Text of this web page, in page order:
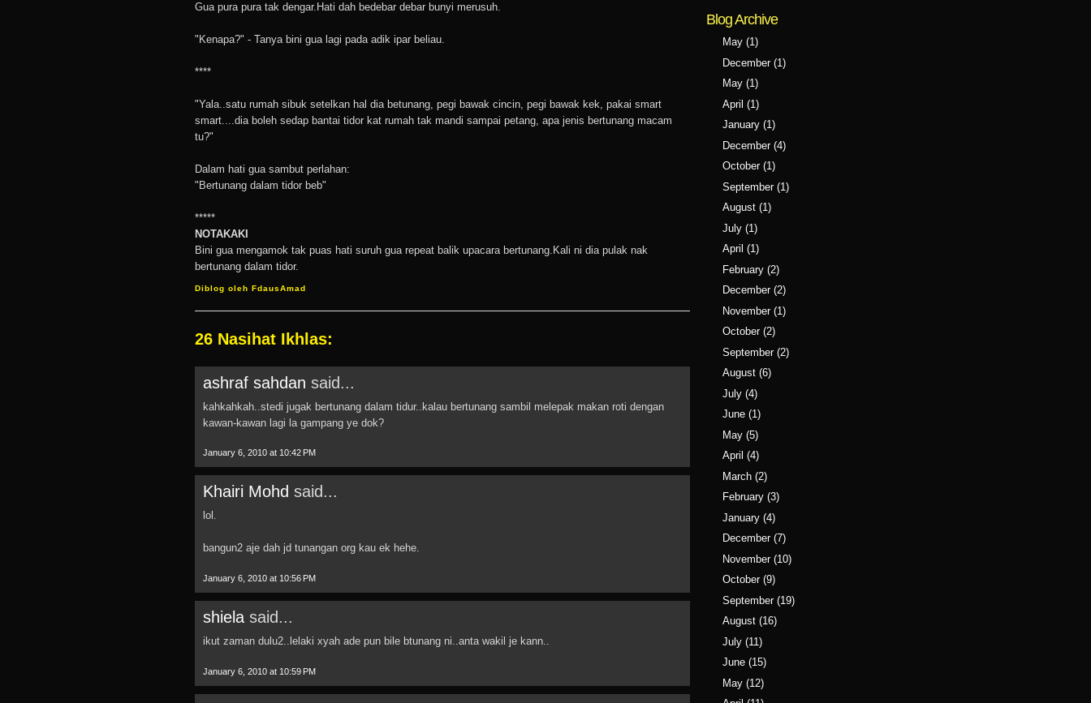
Gua pura pura tak dengar.Hati dah bedebar debar bunyi merusuh.
"Kenapa?" - Tanya bini gua lagi pada adik ipar beliau.
****
"Yala..satu rumah sibuk setelkan hal dia betunang, pegi bawak cincin, pegi bawak kek, pakai smart
smart....dia boleh sedap bantai tidor kat rumah tak mandi sampai petang, apa jenis bertunang macam
tu?"
Dalam hati gua sambut perlahan:
"Bertunang dalam tidor beb"
*****
NOTAKAKI
Bini gua mengamok tak puas hati suruh gua repeat balik upacara bertunang.Kali ni dia pulak nak
bertunang dalam tidor.
Diblog oleh FdausAmad
26 Nasihat Ikhlas:
ashraf sahdan said...
kahkahkah..stedi jugak bertunang dalam tidur..kalau bertunang sambil melepak makan roti dengan
kawan-kawan lagi la gampang ye dok?
January 6, 2010 at 10:42 PM
Khairi Mohd said...
lol.
bangun2 aje dah jd tunangan org kau ek hehe.
January 6, 2010 at 10:56 PM
shielasaid...
ikut zaman dulu2..lelaki xyah ade pun bile btunang ni..anta wakil je kann..
January 6, 2010 at 10:59 PM
Blog Archive
May(1)
December(1)
May(1)
April (1)
January(1)
December(4)
October(1)
September(1)
August(1)
July(1)
April (1)
February(2)
December(2)
November(1)
October(2)
September(2)
August(6)
July(4)
June(1)
May(5)
April (4)
March(2)
February(3)
January(4)
December(7)
November(10)
October(9)
September(19)
August(16)
July(11)
June(15)
May(12)